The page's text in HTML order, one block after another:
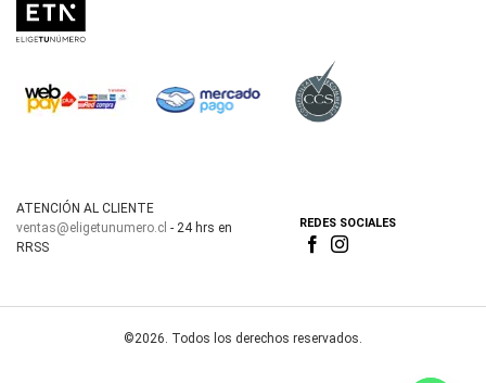
ATENCIÓN AL CLIENTE
ventas@eligetunumero.cl - 24 hrs en
RRSS
REDES SOCIALES
©2026. Todos los derechos reservados.